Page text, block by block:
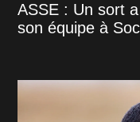
ASSE : Un sort
son équipe à